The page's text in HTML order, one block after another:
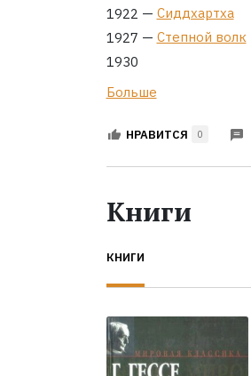
1922 — Сиддхартха
1927 — Степной волк
1930
Больше
НРАВИТСЯ 0
Книги
КНИГИ